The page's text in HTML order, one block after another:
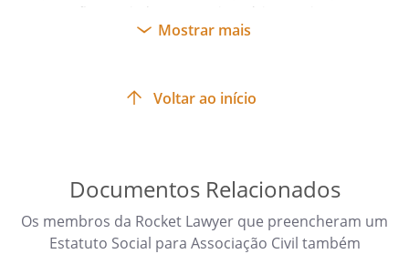
Definida a justa causa, o diretor ou
defesa prévia à Diretoria Executiva, no
prazo de 20 (vinte) dias, contados do
recebimento da comunicação;
sua versão, ou, ainda, caso os signatários precisem
alterar alguma das questões ajustadas/acordadas
Mostrar mais
Voltar ao início
Documentos Relacionados
Os membros da Rocket Lawyer que preencheram um
Estatuto Social para Associação Civil também